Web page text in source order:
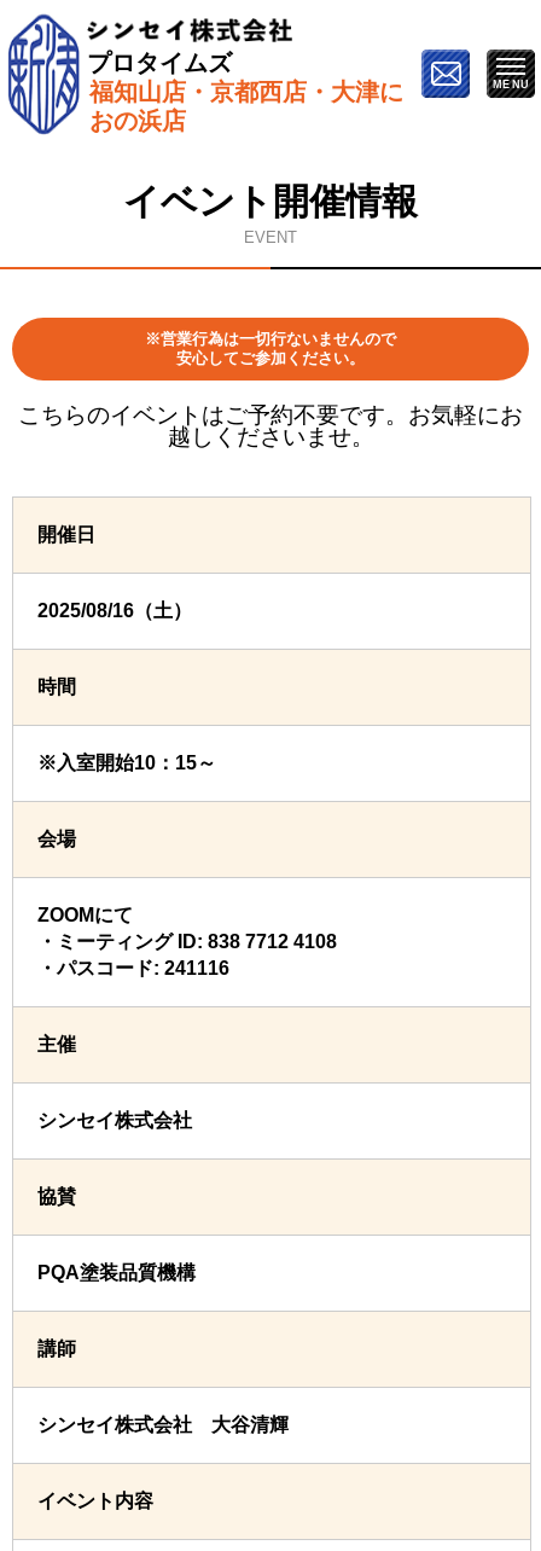
プロタイムズ
福知山店・京都西店・大津に
おの浜店
ホーム»イベント情報»8月16日【ZOOMで開催】オン
ライン塗り替え勉強会
イベント開催情報
EVENT
※営業行為は一切行ないませんので
安心してご参加ください。
こちらのイベントはご予約不要です。お気軽にお
越しくださいませ。
開催日
2025/08/16（土）
時間
※入室開始10：15～
会場
ZOOMにて
・ミーティング ID: 838 7712 4108
・パスコード: 241116
主催
シンセイ株式会社
協賛
PQA塗装品質機構
講師
シンセイ株式会社 大谷清輝
イベント内容